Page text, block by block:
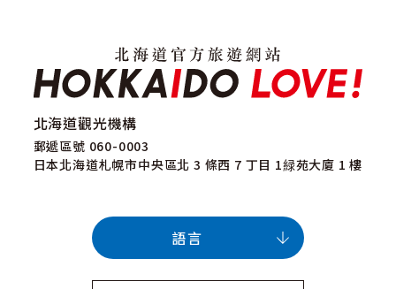
北海道觀光機構
郵遞區號 060-0003
日本北海道札幌市中央區北 3 條西 7 丁目 1緑苑大廈 1 樓
語言